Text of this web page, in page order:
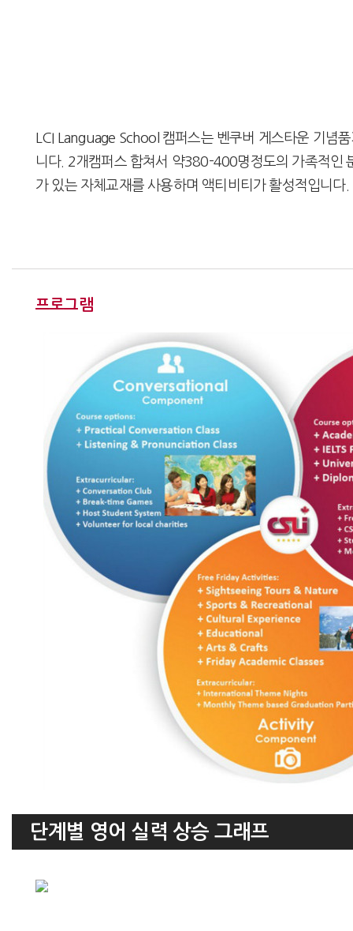
LCI Language School 캠퍼스는 벤쿠버 게스타운 기
니다. 2개캠퍼스 합쳐서 약380-400명정도의 가족적인
가 있는 자체교재를 사용하며 액티비티가 활성적입니다.
프로그램
단계별 영어 실력 상승 그래프